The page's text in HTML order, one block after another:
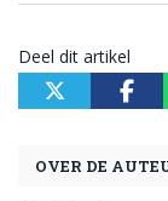
Deel dit artikel
OVER DE